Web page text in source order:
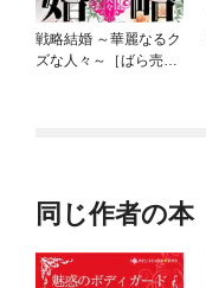
戦略結婚 ～華麗なるク
ズな人々～［ばら売
同じ作者の本